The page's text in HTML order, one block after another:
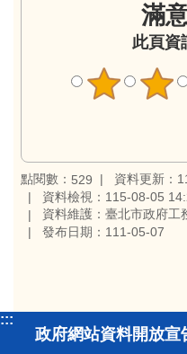
滿
此頁資
點閱數： 529
資料更新：
資料檢視：115-08-05
資料維護：臺北市政府工
發布日期：111-05-07
:::
政府網站資料開放宣